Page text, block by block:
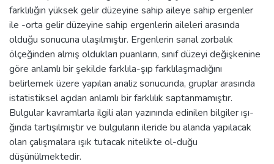
farklılığın yüksek gelir düzeyine sahip aileye sahip ergenler
ile -orta gelir düzeyine sahip ergenlerin aileleri arasında
olduğu sonucuna ulaşılmıştır. Ergenlerin sanal zorbalık
ölçeğinden almış oldukları puanların, sınıf düzeyi değişkenine
göre anlamlı bir şekilde farklıla-şıp farklılaşmadığını
belirlemek üzere yapılan analiz sonucunda, gruplar arasında
istatistiksel açıdan anlamlı bir farklılık saptanmamıştır.
Bulgular kavramlarla ilgili alan yazınında edinilen bilgiler ışı-
ğında tartışılmıştır ve bulguların ileride bu alanda yapılacak
olan çalışmalara ışık tutacak nitelikte ol-duğu
düşünülmektedir.